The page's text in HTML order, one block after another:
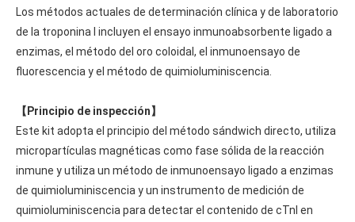
Los métodos actuales de determinación clínica y de laboratorio
de la troponina I incluyen el ensayo inmunoabsorbente ligado a
enzimas, el método del oro coloidal, el inmunoensayo de
fluorescencia y el método de quimioluminiscencia.
【Principio de inspección】
Este kit adopta el principio del método sándwich directo, utiliza
micropartículas magnéticas como fase sólida de la reacción
inmune y utiliza un método de inmunoensayo ligado a enzimas
de quimioluminiscencia y un instrumento de medición de
quimioluminiscencia para detectar el contenido de cTnI en